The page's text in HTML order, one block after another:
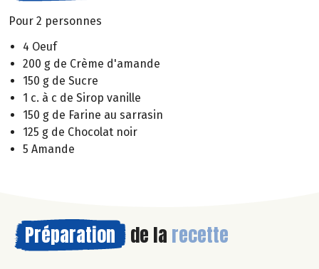
Pour 2 personnes
4 Oeuf
200 g de Crème d'amande
150 g de Sucre
1 c. à c de Sirop vanille
150 g de Farine au sarrasin
125 g de Chocolat noir
5 Amande
Préparation de la recette